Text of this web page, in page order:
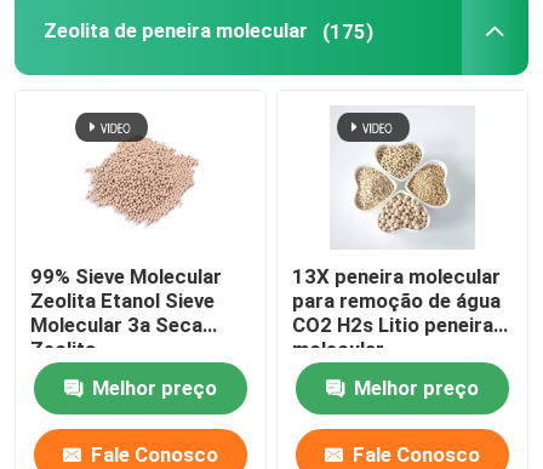
Zeolita de peneira molecular (175)
99% Sieve Molecular
Zeolita Etanol Sieve
Molecular 3a Seca
Zeolita
Melhor preço
Fale Conosco
13X peneira molecular
para remoção de água
CO2 H2s Litio peneira
molecular
Melhor preço
Fale Conosco